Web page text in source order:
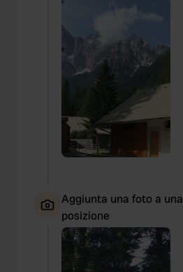
Aggiunta una foto a una
posizione